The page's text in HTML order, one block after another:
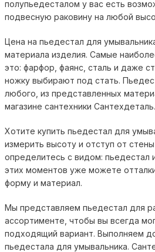
полупьедесталом у вас есть
подвесную раковину на любой
Цена на пьедестал для
материала изделия. Самые
это: фарфор, фаянс, сталь и даже
ножку выбирают под стать.
любого, из представленных
магазине сантехники Сантехдеталь.
Хотите купить пьедестал для
измерить высоту и отступ от
определитесь с видом: пьедестал
этих моментов уже можете
форму и материал.
Мы представляем пьедестал для
ассортименте, чтобы вы всегда
подходящий вариант. Выполняем
пьедестала для умывальника.